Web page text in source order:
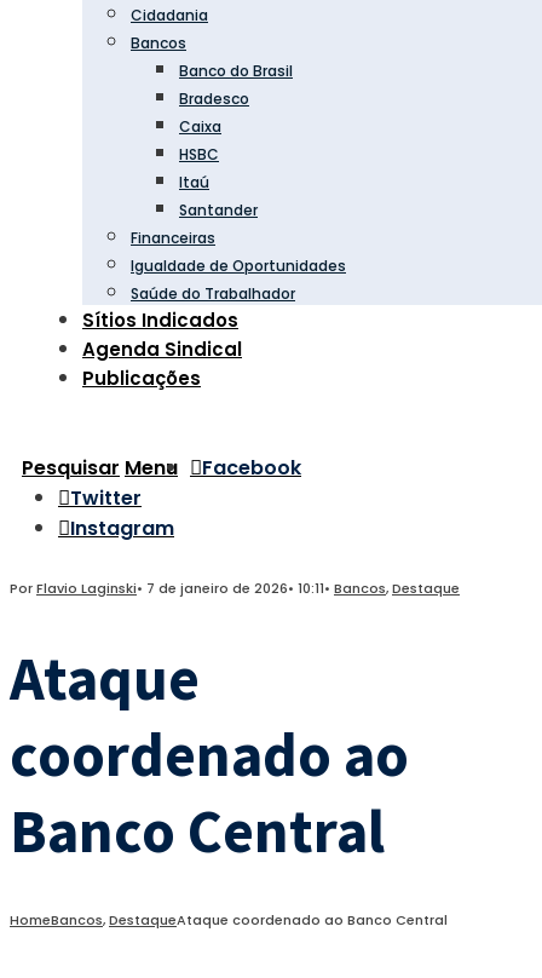
Cidadania
Bancos
Banco do Brasil
Bradesco
Caixa
HSBC
Itaú
Santander
Financeiras
Igualdade de Oportunidades
Saúde do Trabalhador
Sítios Indicados
Agenda Sindical
Publicações
Pesquisar Menu
Facebook
Twitter
Instagram
PorFlavio Laginski• 7 de janeiro de 2026• 10:11• Bancos,Destaque
Ataque
coordenado ao
Banco Central
HomeBancos,DestaqueAtaque coordenado ao Banco Central